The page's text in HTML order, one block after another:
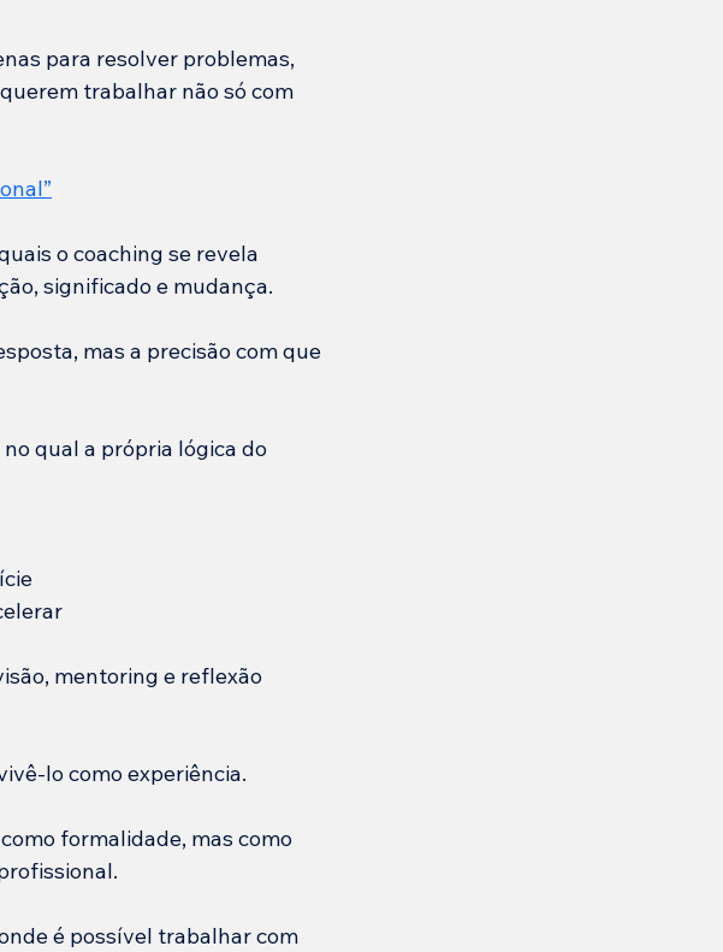
para resolver problemas,
trabalhar não só com
”
o coaching se revela
significado e mudança.
mas a precisão com que
qual a própria lógica do
mentoring e reflexão
lo como experiência.
formalidade, mas como
é possível trabalhar com